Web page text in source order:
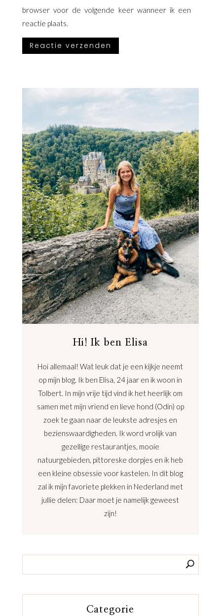
browser voor de volgende keer wanneer ik een
reactie plaats.
Hi! Ik ben Elisa
Hoi allemaal! Wat leuk dat je een kijkje neemt
op mijn blog. Ik ben Elisa, 24 jaar en ik woon in
Tolbert. In mijn vrije tijd vind ik het heerlijk om
samen met mijn vriend en lieve hond (Odin) op
zoek te gaan naar de leukste adresjes en
bezienswaardigheden. Ik word vrolijk van
gezellige restaurantjes, mooie
natuurgebieden, pittoreske dorpjes en ik heb
een kleine obsessie voor kastelen. In dit blog
zal ik mijn favoriete plekken in Nederland met
jullie delen: Daar moet je namelijk geweest
zijn!
Categorie